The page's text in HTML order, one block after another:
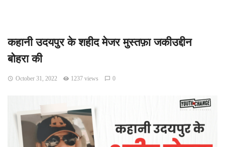
कहानी उदयपुर के शहीद मेजर मुस्तफ़ा जकीउद्दीन
बोहरा की
October 31, 2022 1237 views 0